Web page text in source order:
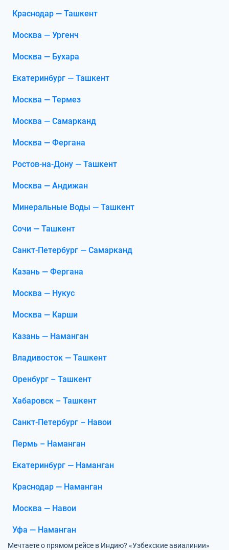
Краснодар — Ташкент
Москва — Ургенч
Москва — Бухара
Екатеринбург — Ташкент
Москва — Термез
Москва — Самарканд
Москва — Фергана
Ростов-на-Дону — Ташкент
Москва — Андижан
Минеральные Воды — Ташкент
Сочи — Ташкент
Санкт-Петербург — Самарканд
Казань — Фергана
Москва — Нукус
Москва — Карши
Казань — Наманган
Владивосток — Ташкент
Оренбург – Ташкент
Хабаровск – Ташкент
Санкт-Петербург – Навои
Пермь – Наманган
Екатеринбург — Наманган
Краснодар — Наманган
Москва — Навои
Уфа — Наманган
Мечтаете о прямом рейсе в Индию? «Узбекские авиалинии»